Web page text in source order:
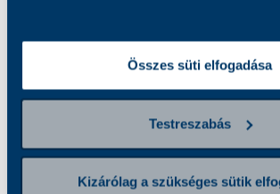
Összes süti elfogadása
Testreszabás
Kizárólag a szükséges sütik